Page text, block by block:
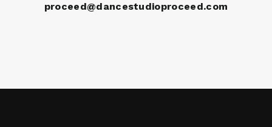
proceed@dancestudioproceed.com